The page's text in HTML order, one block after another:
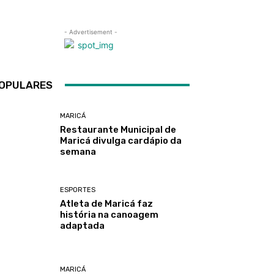
- Advertisement -
MARICÁ
Restaurante Municipal de
Maricá divulga cardápio da
semana
ESPORTES
Atleta de Maricá faz
história na canoagem
adaptada
MARICÁ